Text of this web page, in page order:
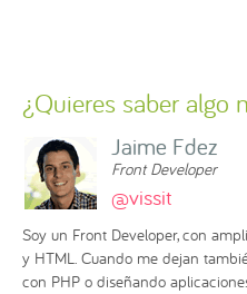
¿Quieres saber algo
Jaime Fdez
Front Developer
@vissit
Soy un Front Developer, con
y HTML. Cuando me dejan
con PHP o diseñando